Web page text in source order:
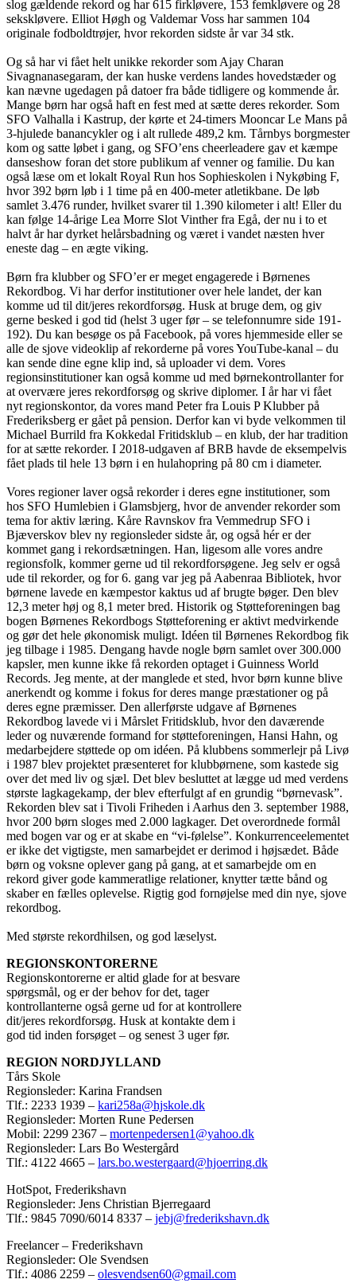
slog gældende rekord og har 615 firkløvere, 153 femkløvere og 28
sekskløvere. Elliot Høgh og Valdemar Voss har sammen 104
originale fodboldtrøjer, hvor rekorden sidste år var 34 stk.
Og så har vi fået helt unikke rekorder som Ajay Charan
Sivagnanasegaram, der kan huske verdens landes hovedstæder og
kan nævne ugedagen på datoer fra både tidligere og kommende år.
Mange børn har også haft en fest med at sætte deres rekorder. Som
SFO Valhalla i Kastrup, der kørte et 24-timers Mooncar Le Mans på
3-hjulede banancykler og i alt rullede 489,2 km. Tårnbys borgmester
kom og satte løbet i gang, og SFO’ens cheerleadere gav et kæmpe
danseshow foran det store publikum af venner og familie. Du kan
også læse om et lokalt Royal Run hos Sophieskolen i Nykøbing F,
hvor 392 børn løb i 1 time på en 400-meter atletikbane. De løb
samlet 3.476 runder, hvilket svarer til 1.390 kilometer i alt! Eller du
kan følge 14-årige Lea Morre Slot Vinther fra Egå, der nu i to et
halvt år har dyrket helårsbadning og været i vandet næsten hver
eneste dag – en ægte viking.
Børn fra klubber og SFO’er er meget engagerede i Børnenes
Rekordbog. Vi har derfor institutioner over hele landet, der kan
komme ud til dit/jeres rekordforsøg. Husk at bruge dem, og giv
gerne besked i god tid (helst 3 uger før – se telefonnumre side 191-
192). Du kan besøge os på Facebook, på vores hjemmeside eller se
alle de sjove videoklip af rekorderne på vores YouTube-kanal – du
kan sende dine egne klip ind, så uploader vi dem. Vores
regionsinstitutioner kan også komme ud med børnekontrollanter for
at overvære jeres rekordforsøg og skrive diplomer. I år har vi fået
nyt regionskontor, da vores mand Peter fra Louis P Klubber på
Frederiksberg er gået på pension. Derfor kan vi byde velkommen til
Michael Burrild fra Kokkedal Fritidsklub – en klub, der har tradition
for at sætte rekorder. I 2018-udgaven af BRB havde de eksempelvis
fået plads til hele 13 børn i en hulahopring på 80 cm i diameter.
Vores regioner laver også rekorder i deres egne institutioner, som
hos SFO Humlebien i Glamsbjerg, hvor de anvender rekorder som
tema for aktiv læring. Kåre Ravnskov fra Vemmedrup SFO i
Bjæverskov blev ny regionsleder sidste år, og også hér er der
kommet gang i rekordsætningen. Han, ligesom alle vores andre
regionsfolk, kommer gerne ud til rekordforsøgene. Jeg selv er også
ude til rekorder, og for 6. gang var jeg på Aabenraa Bibliotek, hvor
børnene lavede en kæmpestor kaktus ud af brugte bøger. Den blev
12,3 meter høj og 8,1 meter bred. Historik og Støtteforeningen bag
bogen Børnenes Rekordbogs Støtteforening er aktivt medvirkende
og gør det hele økonomisk muligt. Idéen til Børnenes Rekordbog fik
jeg tilbage i 1985. Dengang havde nogle børn samlet over 300.000
kapsler, men kunne ikke få rekorden optaget i Guinness World
Records. Jeg mente, at der manglede et sted, hvor børn kunne blive
anerkendt og komme i fokus for deres mange præstationer og på
deres egne præmisser. Den allerførste udgave af Børnenes
Rekordbog lavede vi i Mårslet Fritidsklub, hvor den daværende
leder og nuværende formand for støtteforeningen, Hansi Hahn, og
medarbejdere støttede op om idéen. På klubbens sommerlejr på Livø
i 1987 blev projektet præsenteret for klubbørnene, som kastede sig
over det med liv og sjæl. Det blev besluttet at lægge ud med verdens
største lagkagekamp, der blev efterfulgt af en grundig “børnevask”.
Rekorden blev sat i Tivoli Friheden i Aarhus den 3. september 1988,
hvor 200 børn sloges med 2.000 lagkager. Det overordnede formål
med bogen var og er at skabe en “vi-følelse”. Konkurrenceelementet
er ikke det vigtigste, men samarbejdet er derimod i højsædet. Både
børn og voksne oplever gang på gang, at et samarbejde om en
rekord giver gode kammeratlige relationer, knytter tætte bånd og
skaber en fælles oplevelse. Rigtig god fornøjelse med din nye, sjove
rekordbog.
Med største rekordhilsen, og god læselyst.
REGIONSKONTORERNE
Regionskontorerne er altid glade for at besvare
spørgsmål, og er der behov for det, tager
kontrollanterne også gerne ud for at kontrollere
dit/jeres rekordforsøg. Husk at kontakte dem i
god tid inden forsøget – og senest 3 uger før.
REGION NORDJYLLAND
Tårs Skole
Regionsleder: Karina Frandsen
Tlf.: 2233 1939 – kari258a@hjskole.dk
Regionsleder: Morten Rune Pedersen
Mobil: 2299 2367 – mortenpedersen1@yahoo.dk
Regionsleder: Lars Bo Westergård
Tlf.: 4122 4665 – lars.bo.westergaard@hjoerring.dk
HotSpot, Frederikshavn
Regionsleder: Jens Christian Bjerregaard
Tlf.: 9845 7090/6014 8337 – jebj@frederikshavn.dk
Freelancer – Frederikshavn
Regionsleder: Ole Svendsen
Tlf.: 4086 2259 – olesvendsen60@gmail.com